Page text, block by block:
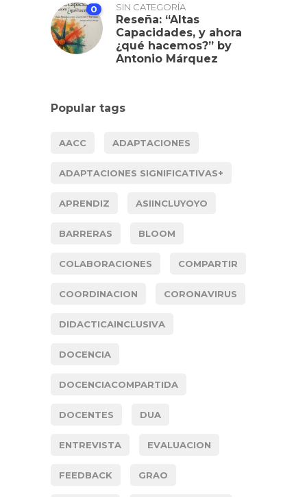
0 SIN CATEGORÍA
Reseña: “Altas
Capacidades, y ahora
¿qué hacemos?” by
Antonio Márquez
Popular tags
AACC ADAPTACIONES
ADAPTACIONES SIGNIFICATIVAS+
APRENDIZ ASIINCLUYOYO
BARRERAS BLOOM
COLABORACIONES COMPARTIR
COORDINACION CORONAVIRUS
DIDACTICAINCLUSIVA
DOCENCIA
DOCENCIACOMPARTIDA
DOCENTES DUA
ENTREVISTA EVALUACION
FEEDBACK GRAO